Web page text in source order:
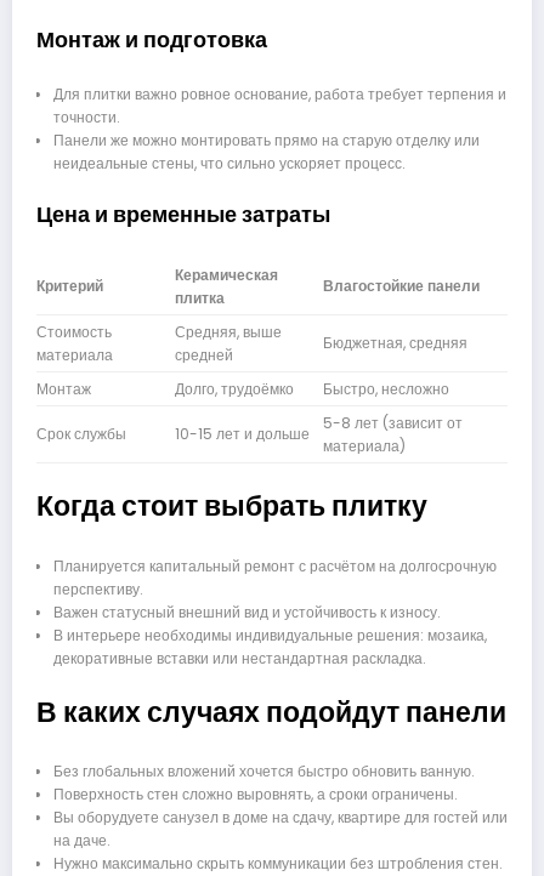
Монтаж и подготовка
Для плитки важно ровное основание, работа требует терпения и
точности.
Панели же можно монтировать прямо на старую отделку или
неидеальные стены, что сильно ускоряет процесс.
Цена и временные затраты
Критерий
Керамическая
плитка
Влагостойкие панели
Стоимость
материала
Средняя, выше
средней
Бюджетная, средняя
Монтаж Долго, трудоёмко Быстро, несложно
Срок службы 10-15 лет и дольше
5-8 лет (зависит от
материала)
Когда стоит выбрать плитку
Планируется капитальный ремонт с расчётом на долгосрочную
перспективу.
Важен статусный внешний вид и устойчивость к износу.
В интерьере необходимы индивидуальные решения: мозаика,
декоративные вставки или нестандартная раскладка.
В каких случаях подойдут панели
Без глобальных вложений хочется быстро обновить ванную.
Поверхность стен сложно выровнять, а сроки ограничены.
Вы оборудуете санузел в доме на сдачу, квартире для гостей или
на даче.
Нужно максимально скрыть коммуникации без штробления стен.